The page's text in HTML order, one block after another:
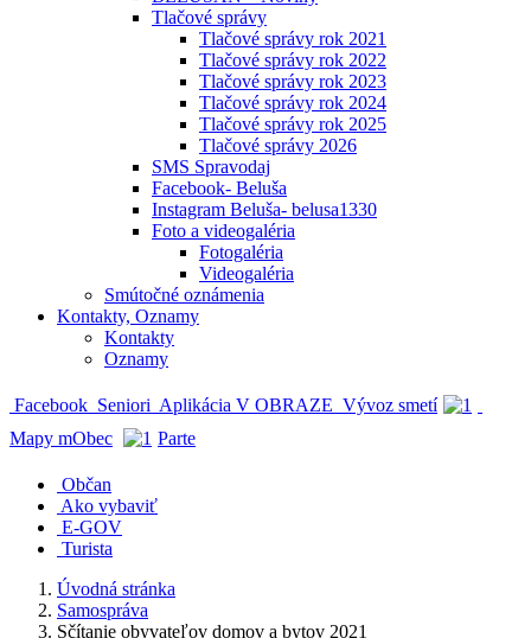
Tlačové správy
Tlačové správy rok 2021
Tlačové správy rok 2022
Tlačové správy rok 2023
Tlačové správy rok 2024
Tlačové správy rok 2025
Tlačové správy 2026
SMS Spravodaj
Facebook- Beluša
Instagram Beluša- belusa1330
Foto a videogaléria
Fotogaléria
Videogaléria
Smútočné oznámenia
Kontakty, Oznamy
Kontakty
Oznamy
Facebook Seniori Aplikácia V OBRAZE Vývoz smetí
Mapy mObec
Parte
Občan
Ako vybaviť
E-GOV
Turista
Úvodná stránka
Samospráva
Sčítanie obyvateľov domov a bytov 2021